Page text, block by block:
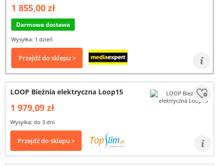
1 855,00 zł
Darmowa dostawa
Wysyłka: 1 dzień
Przejdź do sklepu >
LOOP Bieżnia elektryczna Loop15
1 979,09 zł
Wysyłka: do 3 dni
Przejdź do sklepu >